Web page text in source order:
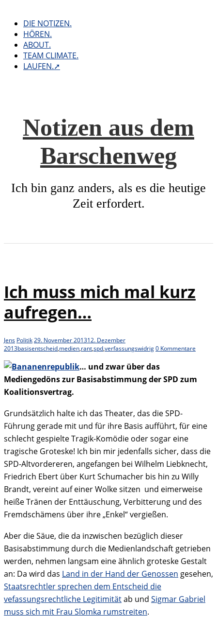
contentDIE NOTIZEN.
HÖREN.
ABOUT.
TEAM CLIMATE.
LAUFEN.➚
Notizen aus dem
Barschenweg
Ich bin ganz anders, als es die heutige
Zeit erfordert.
Ich muss mich mal kurz
aufregen…
Jens Politik29. November 201312. Dezember
2013basisentscheid,medien,rant,spd,verfassungswidrig0 Kommentare
… und zwar über das
Mediengedöns zur Basisabstimmung der SPD zum
Koalitionsvertrag.
Grundsätzlich halte ich das Theater, das die SPD-
Führung gerade mit und für ihre Basis aufführt, für eine
schlecht gespielte Tragik-Komödie oder sogar eine
tragische Groteske! Ich bin mir jedenfalls sicher, dass die
SPD-Altvordereren, angefangen bei Wilhelm Liebknecht,
Friedrich Ebert über Kurt Schumacher bis hin zu Willy
Brandt, vereint auf einer Wolke sitzen und eimerweise
heiße Tränen der Enttäuschung, Verbitterung und des
Fremdschämens über ihre „Enkel“ vergießen.
Aber die Säue, die da inzwischen bezüglich dieser
Basisabstimmung durch die Medienlandschaft getrieben
werden, nehmen langsam eine ähnlich groteske Gestalt
an: Da wird das Land in der Hand der Genossen gesehen,
Staatsrechtler sprechen dem Entscheid die
vefassungsrechtliche Legitimitätab und Sigmar Gabriel
muss sich mit Frau Slomka rumstreiten.